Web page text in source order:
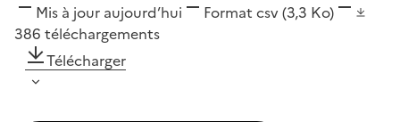
Mis à jour aujourd’hui Format csv(3,3 Ko)
386 téléchargements
Télécharger